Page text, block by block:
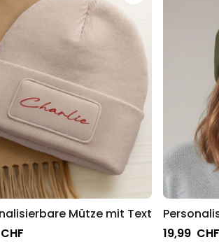
Mütze mit Text
19,99 CHF